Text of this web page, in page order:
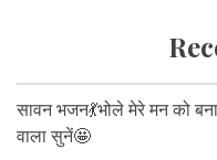
सावन भजन💃भोले मेरे मन को
वाला सुनें🤩